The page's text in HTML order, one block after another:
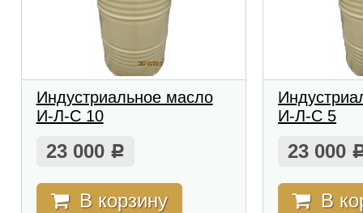
Индустриальное масло
И-Л-С 10
23 000 Р
В корзину
И-Л-С 5
23 000
В